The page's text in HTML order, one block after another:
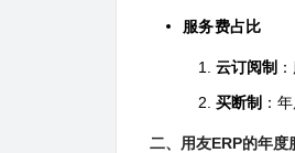
服务费占比
云订阅制
买断制 ：
二、用友ERP的年度